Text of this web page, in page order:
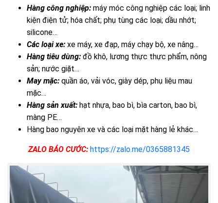
Hàng công nghiệp: máy móc công nghiệp các loại; linh
kiện điện tử; hóa chất; phụ tùng các loại; dầu nhớt;
silicone…
Các loại xe: xe máy, xe đạp, máy chạy bộ, xe nâng…
Hàng tiêu dùng: đồ khô, lương thực thực phẩm, nông
sản; nước giặt…
May mặc: quần áo, vải vóc, giày dép, phụ liệu mau
mặc…
Hàng sản xuất: hạt nhựa, bao bì, bìa carton, bao bì,
màng PE…
Hàng bao nguyên xe và các loại mặt hàng lẻ khác…
ZALO BÁO CƯỚC: https://zalo.me/0365881345